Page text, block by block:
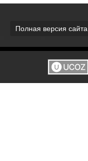
Полная версия сайта